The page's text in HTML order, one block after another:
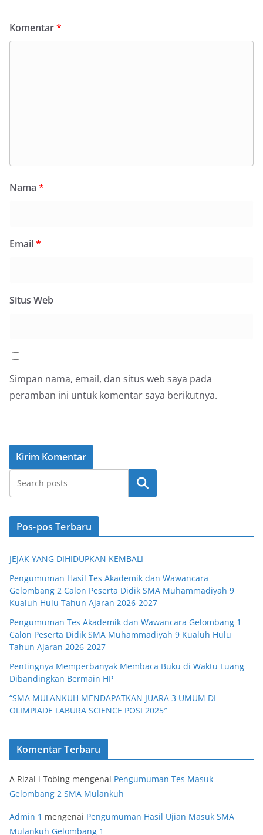
Komentar*
Nama *
Email*
Situs Web
Simpan nama, email, dan situs web saya pada
peramban ini untuk komentar saya berikutnya.
Cari
Pos-pos Terbaru
JEJAK YANG DIHIDUPKAN KEMBALI
Pengumuman Hasil Tes Akademik dan Wawancara
Gelombang 2 Calon Peserta Didik SMA Muhammadiyah 9
Kualuh Hulu Tahun Ajaran 2026-2027
Pengumuman Tes Akademik dan Wawancara Gelombang 1
Calon Peserta Didik SMA Muhammadiyah 9 Kualuh Hulu
Tahun Ajaran 2026-2027
Pentingnya Memperbanyak Membaca Buku di Waktu Luang
Dibandingkan Bermain HP
“SMA MULANKUH MENDAPATKAN JUARA 3 UMUM DI
OLIMPIADE LABURA SCIENCE POSI 2025″
Komentar Terbaru
A Rizal l Tobing mengenai Pengumuman Tes Masuk
Gelombang 2 SMA Mulankuh
Admin 1 mengenai Pengumuman Hasil Ujian Masuk SMA
Mulankuh Gelombang 1